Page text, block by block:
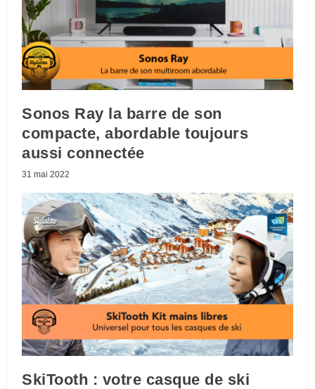
Sonos Ray la barre de son
compacte, abordable toujours
aussi connectée
31 mai 2022
SkiTooth : votre casque de ski